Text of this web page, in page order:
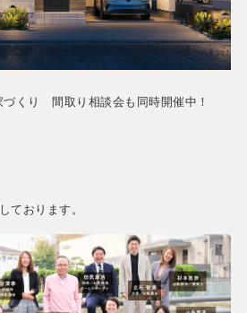
くり 間取り相談会も同時開催中！
ております。